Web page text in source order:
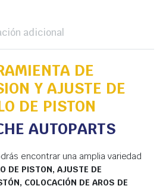
adicional
DE
Y AJUSTE DE
DE PISTON
AUTOPARTS
encontrar una amplia variedad
DE PISTON, AJUSTE DE
COLOCACIÓN DE AROS DE